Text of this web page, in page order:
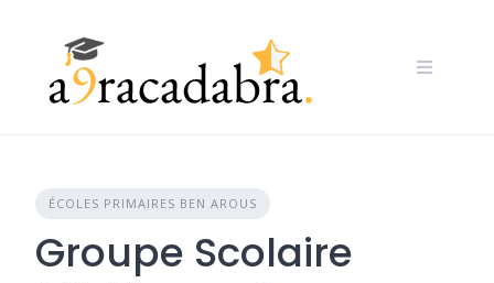
ÉCOLES PRIMAIRES BEN AROUS
Groupe Scolaire